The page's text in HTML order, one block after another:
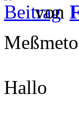
von
Hallo